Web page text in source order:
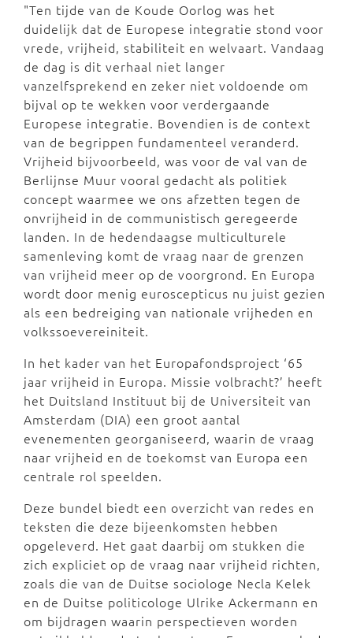
"Ten tijde van de Koude Oorlog was het
duidelijk dat de Europese integratie stond voor
vrede, vrijheid, stabiliteit en welvaart. Vandaag
de dag is dit verhaal niet langer
vanzelfsprekend en zeker niet voldoende om
bijval op te wekken voor verdergaande
Europese integratie. Bovendien is de context
van de begrippen fundamenteel veranderd.
Vrijheid bijvoorbeeld, was voor de val van de
Berlijnse Muur vooral gedacht als politiek
concept waarmee we ons afzetten tegen de
onvrijheid in de communistisch geregeerde
landen. In de hedendaagse multiculturele
samenleving komt de vraag naar de grenzen
van vrijheid meer op de voorgrond. En Europa
wordt door menig euroscepticus nu juist gezien
als een bedreiging van nationale vrijheden en
volkssoevereiniteit.
In het kader van het Europafondsproject ‘65
jaar vrijheid in Europa. Missie volbracht?’ heeft
het Duitsland Instituut bij de Universiteit van
Amsterdam (DIA) een groot aantal
evenementen georganiseerd, waarin de vraag
naar vrijheid en de toekomst van Europa een
centrale rol speelden.
Deze bundel biedt een overzicht van redes en
teksten die deze bijeenkomsten hebben
opgeleverd. Het gaat daarbij om stukken die
zich expliciet op de vraag naar vrijheid richten,
zoals die van de Duitse sociologe Necla Kelek
en de Duitse politicologe Ulrike Ackermann en
om bijdragen waarin perspectieven worden